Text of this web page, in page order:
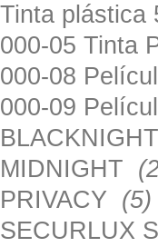
Tinta plástica
000-05 Tinta
000-08
000-09
MIDNIGHT
PRIVACY (5)
SECURLUX